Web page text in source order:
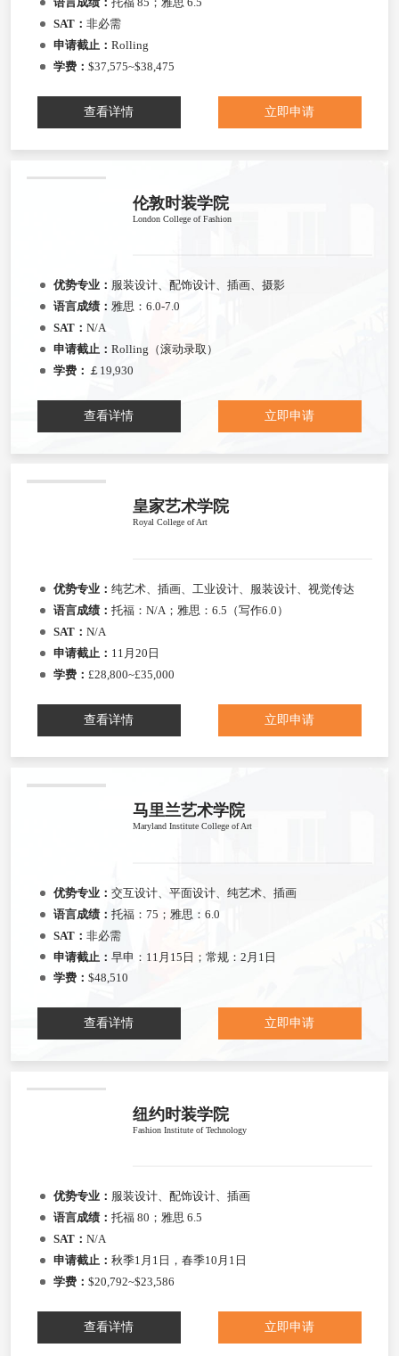
SAT： 非必需
申请截止： Rolling
学费： $37,575~$38,475
查看详情 立即申请
伦敦时装学院
London College of Fashion
优势专业： 服装设计、配饰设计、插画、摄影
语言成绩： 雅思：6.0-7.0
SAT： N/A
申请截止： Rolling（滚动录取）
学费： ￡19,930
查看详情 立即申请
皇家艺术学院
Royal College of Art
优势专业： 纯艺术、插画、工业设计、服装设计、视觉传达
语言成绩： 托福：N/A；雅思：6.5（写作6.0）
SAT： N/A
申请截止： 11月20日
学费： £28,800~£35,000
查看详情 立即申请
马里兰艺术学院
Maryland Institute College of Art
优势专业： 交互设计、平面设计、纯艺术、插画
语言成绩： 托福：75；雅思：6.0
SAT： 非必需
申请截止： 早申：11月15日；常规：2月1日
学费： $48,510
查看详情 立即申请
纽约时装学院
Fashion Institute of Technology
优势专业： 服装设计、配饰设计、插画
语言成绩： 托福 80；雅思 6.5
SAT： N/A
申请截止： 秋季1月1日，春季10月1日
学费： $20,792~$23,586
查看详情 立即申请